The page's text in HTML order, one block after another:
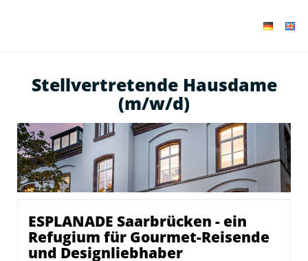
Stellvertretende Hausdame
(m/w/d)
ESPLANADE Saarbrücken - ein
Refugium für Gourmet-Reisende
und Designliebhaber